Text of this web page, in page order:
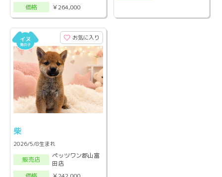
価格
￥264,000
お気に入り
柴
2026/5/8生まれ
販売店
ペッツワン郡山富
田店